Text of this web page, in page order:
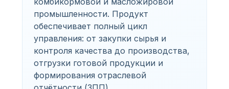
промышленности. Продукт
обеспечивает полный цикл
управления: от закупки сырья и
контроля качества до производства,
отгрузки готовой продукции и
формирования отраслевой